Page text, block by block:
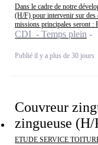
Dans le cadre de notre
(H/F) pour intervenir sur des
missions principales seront :
CDI - Temps plein
Publié il y a plus de 30 jours
Couvreur
zingueuse (H/
ETUDE SERVICE